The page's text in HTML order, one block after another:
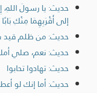
حديث: يا رسولَ
إلى أَقْرَبِهِمَا مِنْكِ بَابًا
حديث: من ظلم قيد
حديث: نعم، صلي
حديث: تهادوا تحابوا
حديث: أما إنك لو